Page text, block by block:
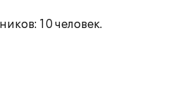
10 человек.